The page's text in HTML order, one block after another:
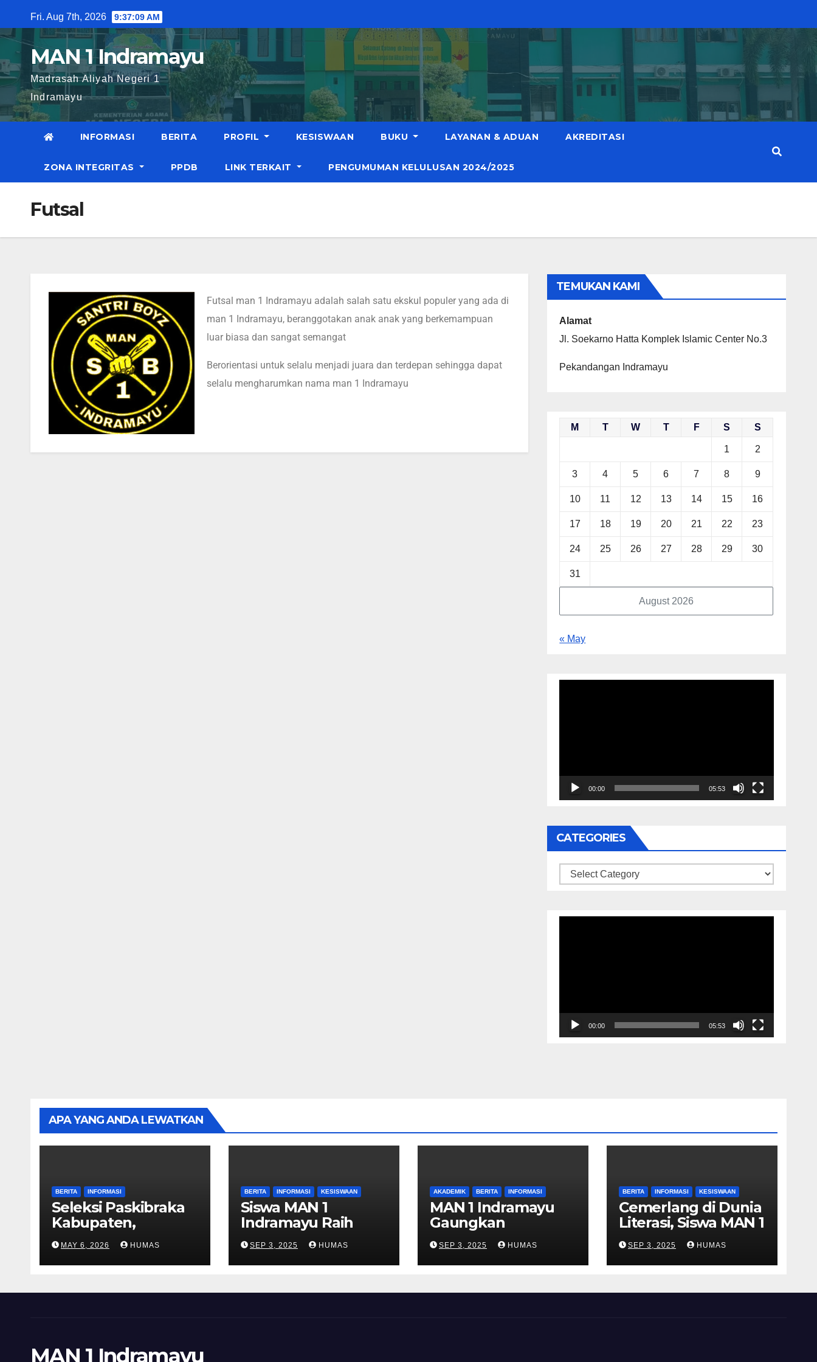
Fri. Aug 7th, 2026 9:37:09 AM
MAN 1 Indramayu
Madrasah Aliyah Negeri 1
Indramayu
INFORMASI BERITA PROFIL KESISWAAN BUKU LAYANAN & ADUAN AKREDITASI
ZONA INTEGRITAS PPDB LINK TERKAIT PENGUMUMAN KELULUSAN 2024/2025
Futsal
Futsal man 1 Indramayu adalah salah satu ekskul populer yang ada di
man 1 Indramayu, beranggotakan anak anak yang berkemampuan
luar biasa dan sangat semangat
Berorientasi untuk selalu menjadi juara dan terdepan sehingga dapat
selalu mengharumkan nama man 1 Indramayu
TEMUKAN KAMI
Alamat
Jl. Soekarno Hatta Komplek Islamic Center No.3
Pekandangan Indramayu
August 2026
M T W T F S S
1 2
3 4 5 6 7 8 9
10 11 12 13 14 15 16
17 18 19 20 21 22 23
24 25 26 27 28 29 30
31
« May
00:00 05:53
CATEGORIES
00:00 05:53
APA YANG ANDA LEWATKAN
BERITA INFORMASI
Seleksi Paskibraka
Kabupaten,
Perwakilan MAN 1
Indramayu Jalani Uji
Fisik dan
MAY 6, 2026 HUMAS
BERITA INFORMASI KESISWAAN
Siswa MAN 1
Indramayu Raih
Juara Dua
Kompetisi Debat di
Universitas
SEP 3, 2025 HUMAS
AKADEMIK BERITA INFORMASI
MAN 1 Indramayu
Gaungkan
Kurikulum Berbasis
Cinta, Wujudkan
Pendidikan
SEP 3, 2025 HUMAS
BERITA INFORMASI KESISWAAN
Cemerlang di Dunia
Literasi, Siswa MAN 1
Indramayu Raih
Juara 2 Putri Duta
Baca Kabupaten
SEP 3, 2025 HUMAS
MAN 1 Indramayu